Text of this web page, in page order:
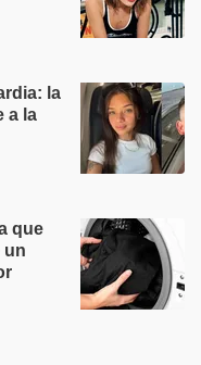
la
a la
que
un